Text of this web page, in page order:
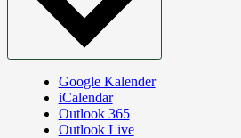
Google Kalender
iCalendar
Outlook 365
Outlook Live